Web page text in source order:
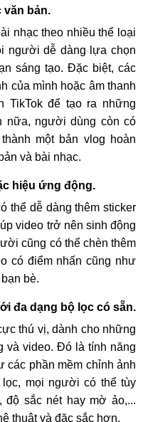
văn bản.
nhạc theo nhiều thể loại
người dễ dàng lựa chọn
sáng tạo. Đặc biệt, các
của mình hoặc âm thanh
TikTok để tạo ra những
nữa, người dùng còn có
một bản vlog hoàn
và bài nhạc.
hiệu ứng động.
thể dễ dàng thêm sticker
video trở nên sinh động
cũng có thể chèn thêm
có điểm nhấn cũng như
bè.
đa dạng bộ lọc có sẵn.
thú vị, dành cho những
và video. Đó là tính năng
các phần mềm chỉnh ảnh
mọi người có thể tùy
độ sắc nét hay mờ ảo,...
thuật và đặc sắc hơn.